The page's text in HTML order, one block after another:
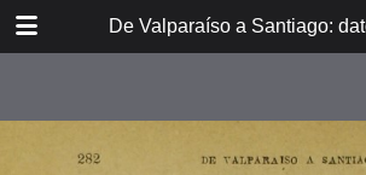
De Valparaíso a Santiago:
DOWNLOAD